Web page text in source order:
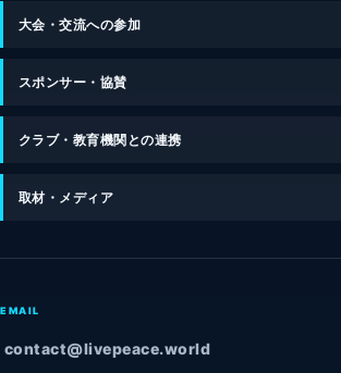
大会・交流への参加
スポンサー・協賛
クラブ・教育機関との連携
取材・メディア
EMAIL
contact@livepeace.world